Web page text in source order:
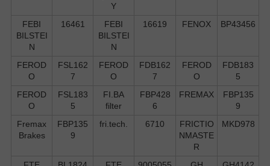
Y
FEBI
BILSTEI
N
16461
FEBI
BILSTEI
N
16619 FENOX BP43456
FEROD
O
FSL162
7
FEROD
O
FDB162
7
FEROD
O
FDB183
5
FEROD
O
FSL183
5
FI.BA
filter
FBP428
6
FREMAX
FBP135
9
Fremax
Brakes
FBP135
9
fri.tech. 6710
FRICTIO
NMASTE
R
MKD978